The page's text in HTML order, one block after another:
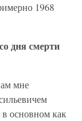
1968
дня смерти
мне
основном как